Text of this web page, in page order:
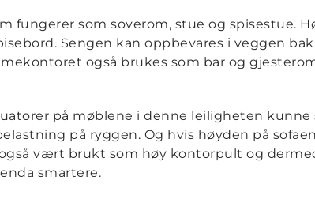
fungerer som soverom, stue og spisestue.
Sengen kan oppbevares i veggen
også brukes som bar og
på møblene i denne leiligheten
på ryggen. Og hvis høyden på
vært brukt som høy kontorpult og
smartere.